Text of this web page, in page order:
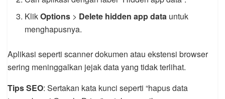
KlikOptions > Delete hidden app data untuk
menghapusnya.
Aplikasi seperti scanner dokumen atau ekstensi browser
sering meninggalkan jejak data yang tidak terlihat.
Tips SEO: Sertakan kata kunci seperti “hapus data